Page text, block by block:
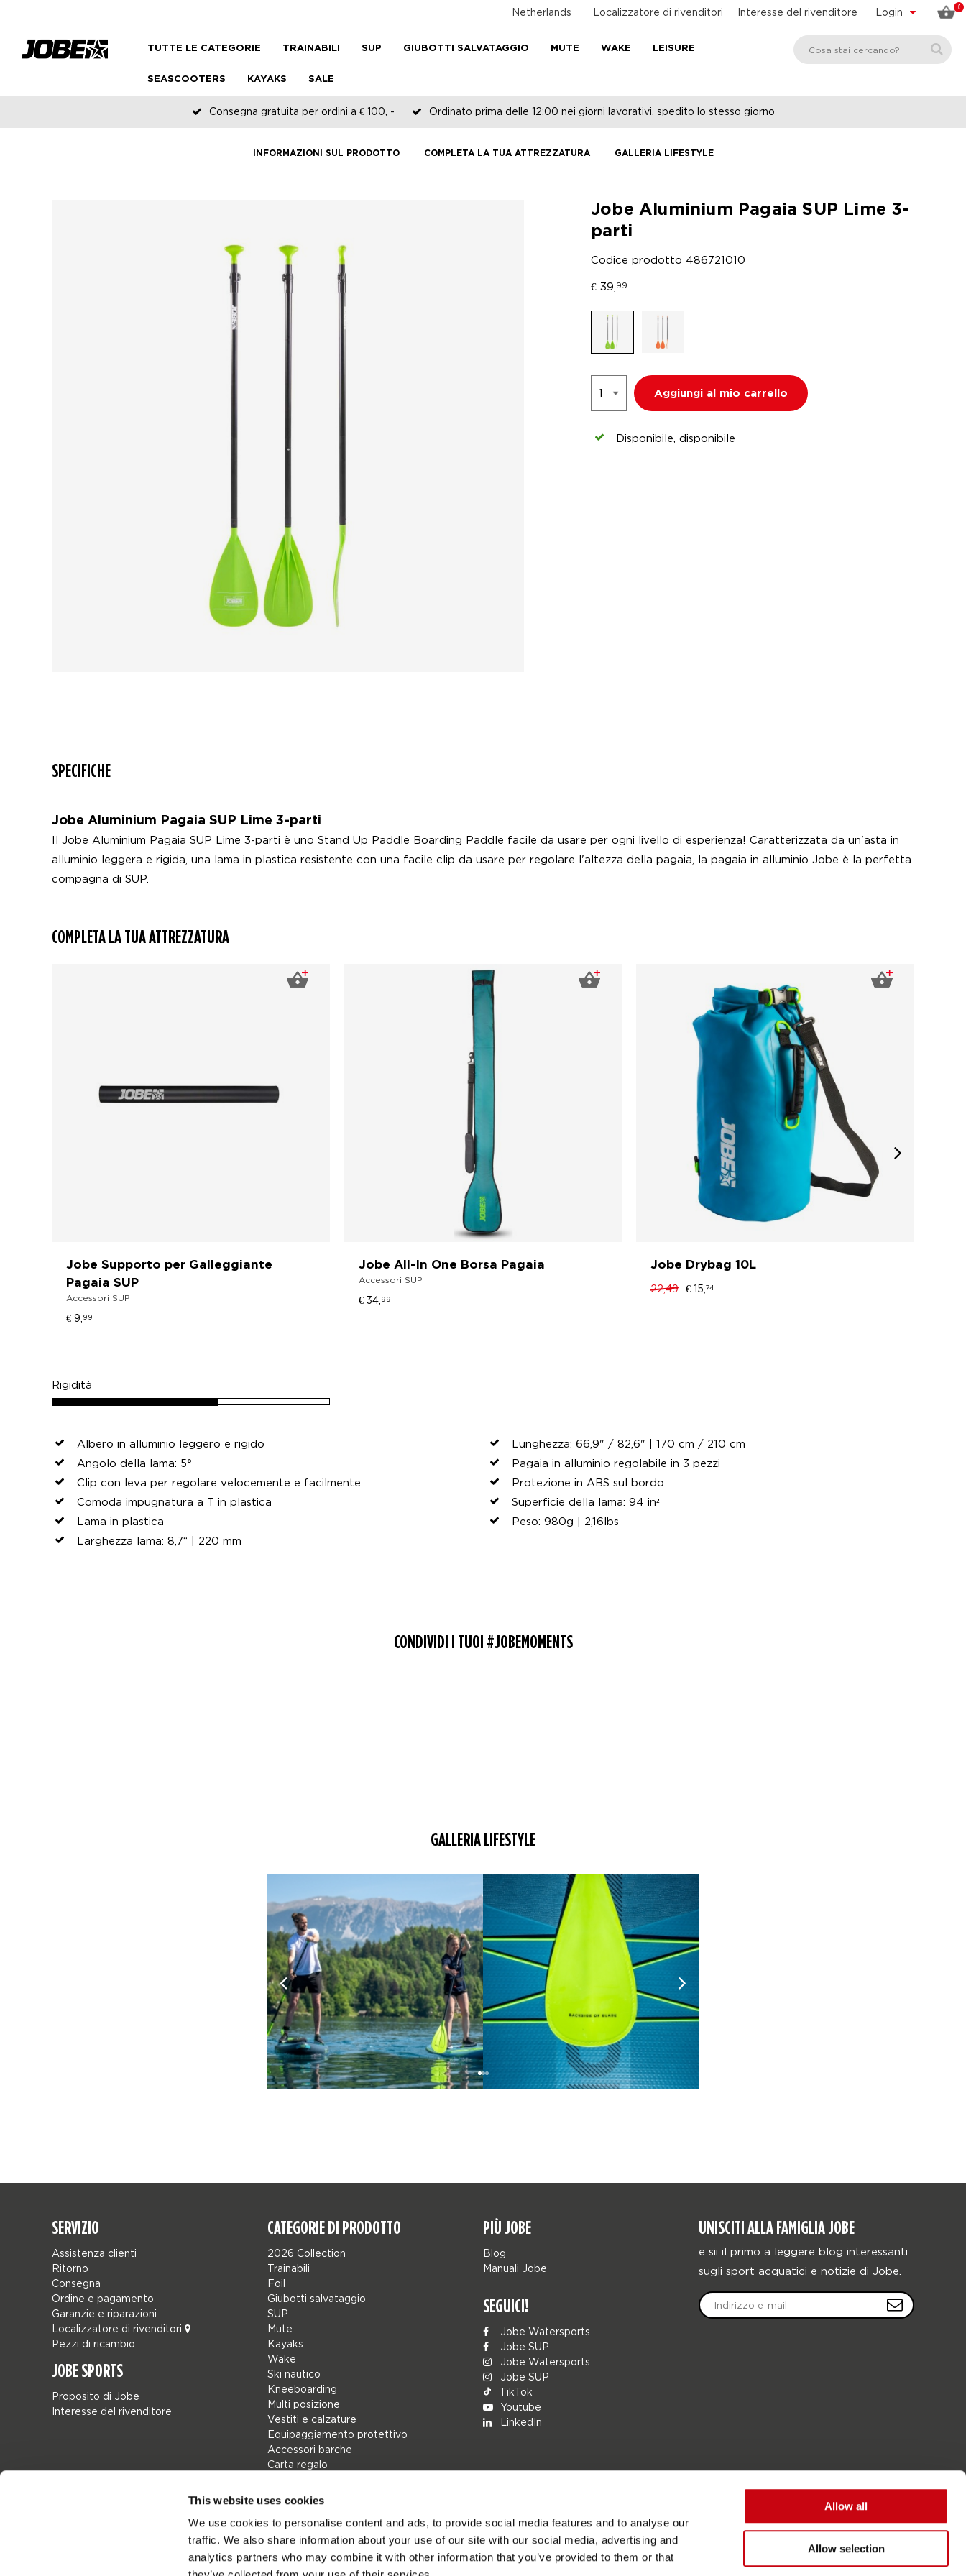
This website uses cookies
We use cookies to personalise content and ads, to provide social media features and to analyse our
traffic. We also share information about your use of our site with our social media, advertising and
analytics partners who may combine it with other information that you’ve provided to them or that
Allow all
Allow selection
0
Login
Interesse del rivenditore
Localizzatore di rivenditori
Netherlands
TUTTE LE CATEGORIE TRAINABILI SUP GIUBOTTI SALVATAGGIO MUTE WAKE LEISURE
SEASCOOTERS KAYAKS SALE
Consegna gratuita per ordini a € 100, - Ordinato prima delle 12:00 nei giorni lavorativi, spedito lo stesso giorno
INFORMAZIONI SUL PRODOTTO COMPLETA LA TUA ATTREZZATURA GALLERIA LIFESTYLE
Jobe Aluminium Pagaia SUP Lime 3-
parti
Codice prodotto 486721010
€ 39, 99
Aggiungi al mio carrello
Disponibile, disponibile
SPECIFICHE
Jobe Aluminium Pagaia SUP Lime 3-parti
Il Jobe Aluminium Pagaia SUP Lime 3-parti è uno Stand Up Paddle Boarding Paddle facile da usare per ogni livello di esperienza! Caratterizzata da un'asta in
alluminio leggera e rigida, una lama in plastica resistente con una facile clip da usare per regolare l'altezza della pagaia, la pagaia in alluminio Jobe è la perfetta
compagna di SUP.
COMPLETA LA TUA ATTREZZATURA
Jobe Supporto per Galleggiante
Pagaia SUP
Accessori SUP
€ 9, 99
Jobe All-In One Borsa Pagaia
Accessori SUP
€ 34, 99
Jobe Drybag 10L
22,49 € 15,74
Rigidità
Albero in alluminio leggero e rigido
Angolo della lama: 5°
Clip con leva per regolare velocemente e facilmente
Comoda impugnatura a T in plastica
Lama in plastica
Larghezza lama: 8,7“ | 220 mm
Lunghezza: 66,9" / 82,6" | 170 cm / 210 cm
Pagaia in alluminio regolabile in 3 pezzi
Protezione in ABS sul bordo
Superficie della lama: 94 in²
Peso: 980g | 2,16lbs
CONDIVIDI I TUOI #JOBEMOMENTS
GALLERIA LIFESTYLE
SERVIZIO
Assistenza clienti
Ritorno
Consegna
Ordine e pagamento
Garanzie e riparazioni
Localizzatore di rivenditori
Pezzi di ricambio
JOBE SPORTS
Proposito di Jobe
Interesse del rivenditore
CATEGORIE DI PRODOTTO
2026 Collection
Trainabili
Foil
Giubotti salvataggio
SUP
Mute
Kayaks
Wake
Ski nautico
Kneeboarding
Multi posizione
Vestiti e calzature
Equipaggiamento protettivo
Accessori barche
Carta regalo
Collaborations
SALE
Mix & Match
Pezzi di ricambio
PIÙ JOBE
Blog
Manuali Jobe
SEGUICI!
Jobe Watersports
Jobe SUP
Jobe Watersports
Jobe SUP
TikTok
Youtube
LinkedIn
UNISCITI ALLA FAMIGLIA JOBE
e sii il primo a leggere blog interessanti
sugli sport acquatici e notizie di Jobe.